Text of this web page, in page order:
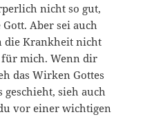
nicht so gut,
Aber sei auch
die Krankheit nicht
für mich. Wenn dir
das Wirken Gottes
sieh auch
vor einer wichtigen